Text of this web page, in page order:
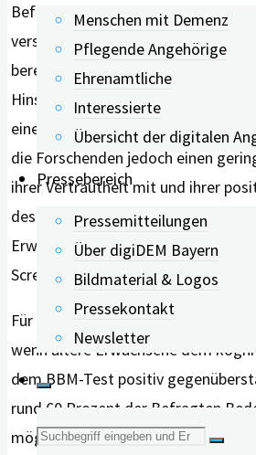
Menschen mit Demenz
Pflegende Angehörige
Ehrenamtliche
Interessierte
Übersicht der digitalen
Pressebereich
Pressemitteilungen
Über digiDEM Bayern
Bildmaterial & Logos
Pressekontakt
Newsletter
Suche
Befragten, was unter kognitivem
verstehen ist. 41 Prozent gaben an,
bereits mindestens einmal getestet
Hinsichtlich der Frage, ob sie sich
einer solchen Testung unterzogen
die Forschenden jedoch einen
ihrer Vertrautheit mit und ihrer
des kognitiven Screenings gab nur
Erwachsenen an, im vergangenen
Screening erhalten zu haben.“
Für beide Tests ließ sich
wenn ältere Erwachsene dem
dem BBM-Test positiv
rund 60 Prozent der Befragten
möglicherweise gestresst zu